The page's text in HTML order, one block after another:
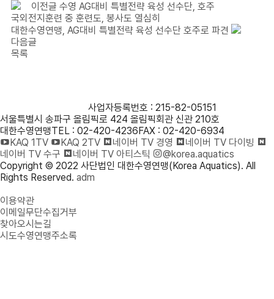
이전글 수영 AG대비 특별전략 육성 선수단, 호주
국외전지훈련 중 훈련도, 봉사도 열심히
대한수영연맹, AG대비 특별전략 육성 선수단 호주로 파견
다음글
목록
사업자등록번호 : 215-82-05151
서울특별시 송파구 올림픽로 424 올림픽회관 신관 210호
대한수영연맹TEL : 02-420-4236FAX : 02-420-6934
KAQ 1TV
KAQ 2TV 네이버 TV 경영
네이버 TV 다이빙
네이버 TV 수구
네이버 TV 아티스틱
@korea.aquatics
Copyright © 2022 사단법인 대한수영연맹(Korea Aquatics). All
Rights Reserved. adm
이용약관
이메일무단수집거부
찾아오시는길
시도수영연맹주소록